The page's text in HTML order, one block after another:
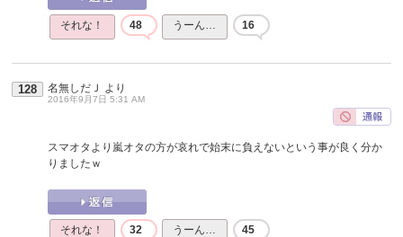
それな！ 48 うーん… 16
128 名無しだＪ より
2016年9月7日 5:31 AM
スマオタより嵐オタの方が哀れで始末に負えないという事が良く分か
りましたｗ
それな！ 32 うーん… 45